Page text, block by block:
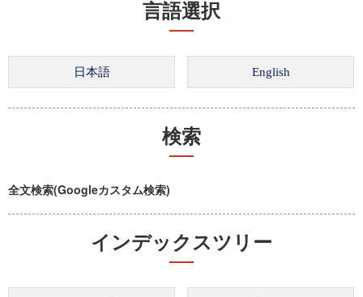
言語選択
検索
全文検索(Googleカスタム検索)
インデックスツリー